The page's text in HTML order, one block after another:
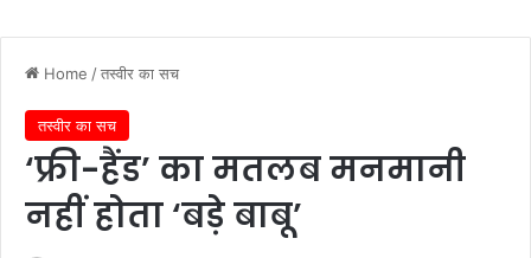
Home /तस्वीर का सच
तस्वीर का सच
‘फ्री-हैंड’ का मतलब मनमानी
नहीं होता ‘बड़े बाबू’